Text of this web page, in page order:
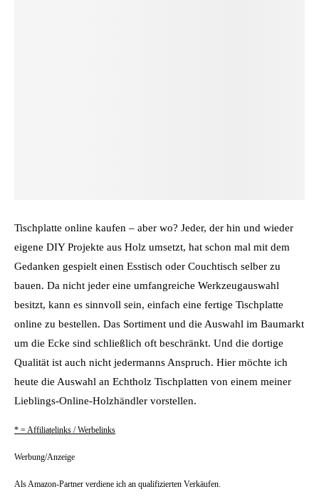
Tischplatte online kaufen – aber wo? Jeder, der hin und wieder
eigene DIY Projekte aus Holz umsetzt, hat schon mal mit dem
Gedanken gespielt einen Esstisch oder Couchtisch selber zu
bauen. Da nicht jeder eine umfangreiche Werkzeugauswahl
besitzt, kann es sinnvoll sein, einfach eine fertige Tischplatte
online zu bestellen. Das Sortiment und die Auswahl im Baumarkt
um die Ecke sind schließlich oft beschränkt. Und die dortige
Qualität ist auch nicht jedermanns Anspruch. Hier möchte ich
heute die Auswahl an Echtholz Tischplatten von einem meiner
Lieblings-Online-Holzhändler vorstellen.
* = Affiliatelinks / Werbelinks
Werbung/Anzeige
Als Amazon-Partner verdiene ich an qualifizierten Verkäufen.